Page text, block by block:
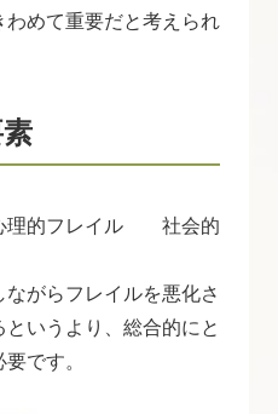
めて重要だと考えられ
理的フレイル 社会的
がらフレイルを悪化さ
いうより、総合的にと
です。